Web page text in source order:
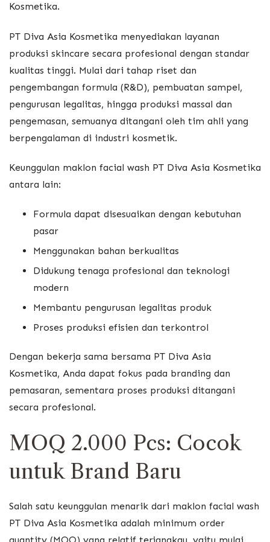
Kosmetika.
PT Diva Asia Kosmetika menyediakan layanan
produksi skincare secara profesional dengan standar
kualitas tinggi. Mulai dari tahap riset dan
pengembangan formula (R&D), pembuatan sampel,
pengurusan legalitas, hingga produksi massal dan
pengemasan, semuanya ditangani oleh tim ahli yang
berpengalaman di industri kosmetik.
Keunggulan maklon facial wash PT Diva Asia Kosmetika
antara lain:
Formula dapat disesuaikan dengan kebutuhan
pasar
Menggunakan bahan berkualitas
Didukung tenaga profesional dan teknologi
modern
Membantu pengurusan legalitas produk
Proses produksi efisien dan terkontrol
Dengan bekerja sama bersama PT Diva Asia
Kosmetika, Anda dapat fokus pada branding dan
pemasaran, sementara proses produksi ditangani
secara profesional.
MOQ 2.000 Pcs: Cocok
untuk Brand Baru
Salah satu keunggulan menarik dari maklon facial wash
PT Diva Asia Kosmetika adalah minimum order
quantity (MOQ) yang relatif terjangkau, yaitu mulai